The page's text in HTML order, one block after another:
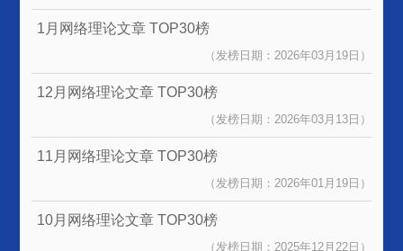
1月网络理论文章 TOP30榜
（发榜日期：2026年03月19日）
12月网络理论文章 TOP30榜
（发榜日期：2026年03月13日）
11月网络理论文章 TOP30榜
（发榜日期：2026年01月19日）
10月网络理论文章 TOP30榜
（发榜日期：2025年12月22日）